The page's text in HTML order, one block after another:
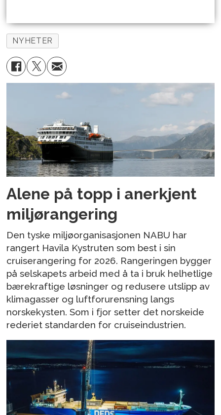
NYHETER
Alene på topp i anerkjent
miljørangering
Den tyske miljøorganisasjonen NABU har
rangert Havila Kystruten som best i sin
cruiserangering for 2026. Rangeringen bygger
på selskapets arbeid med å ta i bruk helhetlige
bærekraftige løsninger og redusere utslipp av
klimagasser og luftforurensning langs
norskekysten. Som i fjor setter det norskeide
rederiet standarden for cruiseindustrien.